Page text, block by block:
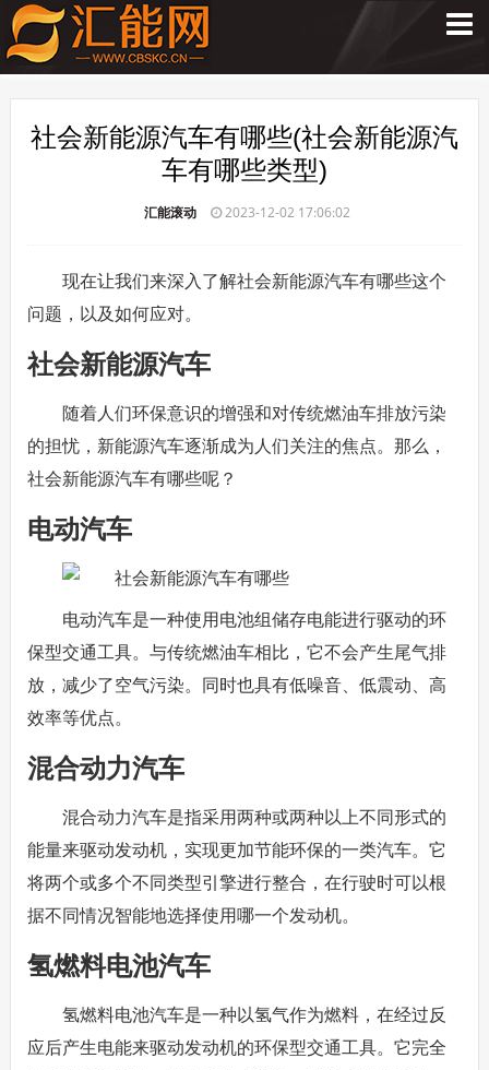
社会新能源汽车有哪些(社会新能源汽
车有哪些类型)
汇能滚动 2023-12-02 17:06:02
现在让我们来深入了解社会新能源汽车有哪些这个
问题，以及如何应对。
社会新能源汽车
随着人们环保意识的增强和对传统燃油车排放污染
的担忧，新能源汽车逐渐成为人们关注的焦点。那么，
社会新能源汽车有哪些呢？
电动汽车
电动汽车是一种使用电池组储存电能进行驱动的环
保型交通工具。与传统燃油车相比，它不会产生尾气排
放，减少了空气污染。同时也具有低噪音、低震动、高
效率等优点。
混合动力汽车
混合动力汽车是指采用两种或两种以上不同形式的
能量来驱动发动机，实现更加节能环保的一类汽车。它
将两个或多个不同类型引擎进行整合，在行驶时可以根
据不同情况智能地选择使用哪一个发动机。
氢燃料电池汽车
氢燃料电池汽车是一种以氢气作为燃料，在经过反
应后产生电能来驱动发动机的环保型交通工具。它完全